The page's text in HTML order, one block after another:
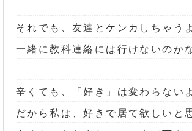
それでも、友達とケンカしちゃう
一緒に教科連絡には行けないのか
辛くても、「好き」は変わらない
だから私は、好きで居て欲しいと